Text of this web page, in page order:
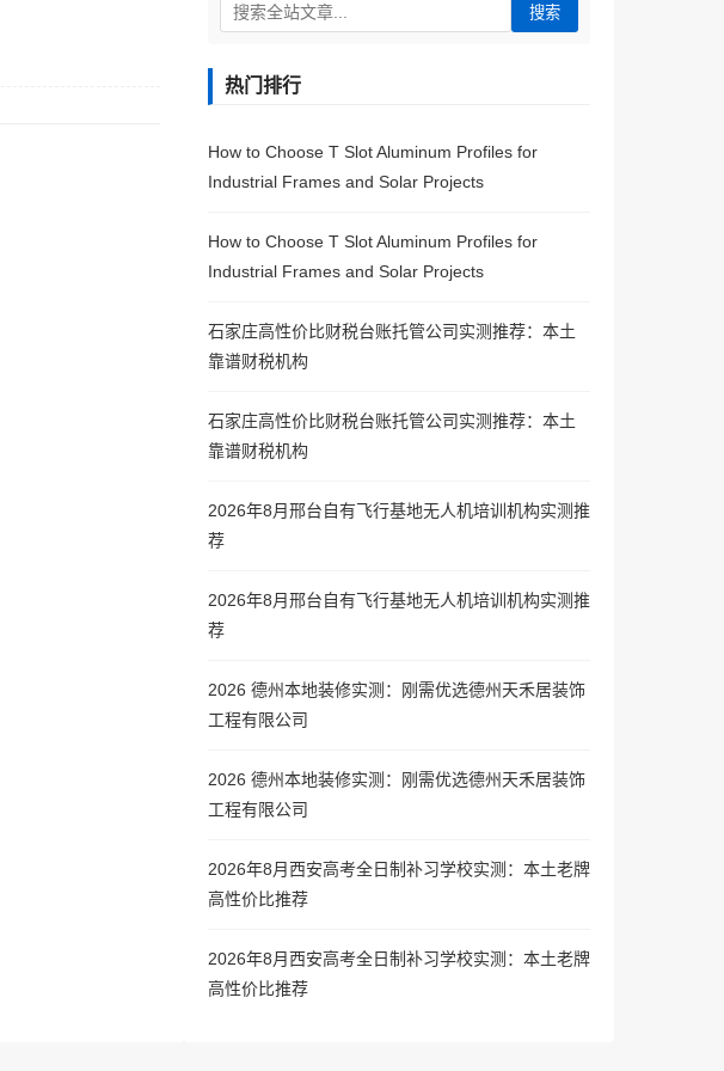
搜索
热门排行
How to Choose T Slot Aluminum Profiles for
Industrial Frames and Solar Projects
How to Choose T Slot Aluminum Profiles for
Industrial Frames and Solar Projects
石家庄高性价比财税台账托管公司实测推荐：本土
靠谱财税机构
石家庄高性价比财税台账托管公司实测推荐：本土
靠谱财税机构
2026年8月邢台自有飞行基地无人机培训机构实测推
荐
2026年8月邢台自有飞行基地无人机培训机构实测推
荐
2026 德州本地装修实测：刚需优选德州天禾居装饰
工程有限公司
2026 德州本地装修实测：刚需优选德州天禾居装饰
工程有限公司
2026年8月西安高考全日制补习学校实测：本土老牌
高性价比推荐
2026年8月西安高考全日制补习学校实测：本土老牌
高性价比推荐